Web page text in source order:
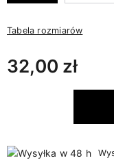
Tabela rozmiarów
32,00 zł